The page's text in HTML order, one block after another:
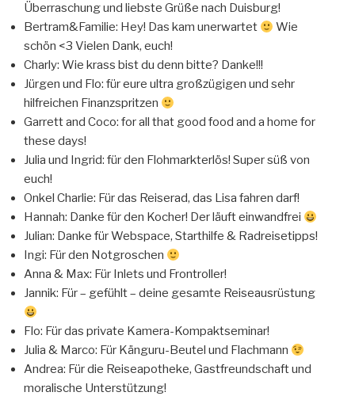
Überraschung und liebste Grüße nach Duisburg!
Bertram&Familie: Hey! Das kam unerwartet
Wie
schön <3 Vielen Dank, euch!
Charly: Wie krass bist du denn bitte? Danke!!!
Jürgen und Flo: für eure ultra großzügigen und sehr
hilfreichen Finanzspritzen
Garrett and Coco: for all that good food and a home for
these days!
Julia und Ingrid: für den Flohmarkterlös! Super süß von
euch!
Onkel Charlie: Für das Reiserad, das Lisa fahren darf!
Hannah: Danke für den Kocher! Der läuft einwandfrei
Julian: Danke für Webspace, Starthilfe & Radreisetipps!
Ingi: Für den Notgroschen
Anna & Max: Für Inlets und Frontroller!
Jannik: Für – gefühlt – deine gesamte Reiseausrüstung
Flo: Für das private Kamera-Kompaktseminar!
Julia & Marco: Für Känguru-Beutel und Flachmann
Andrea: Für die Reiseapotheke, Gastfreundschaft und
moralische Unterstützung!